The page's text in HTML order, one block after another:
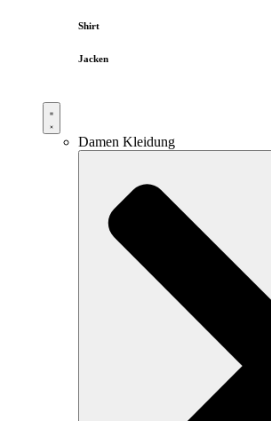
Shirt
Jacken
Damen Kleidung